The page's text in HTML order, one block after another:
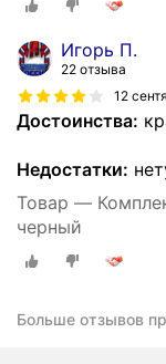
Игорь П.
22 отзыва
12
Достоинства:
Недостатки:
Товар —
черный
Больше отзывов